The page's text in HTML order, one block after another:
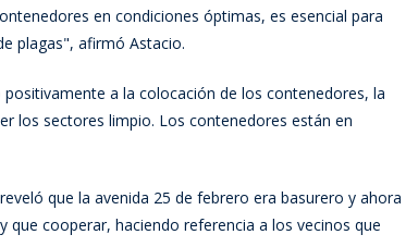
en condiciones óptimas, es esencial para
plagas", afirmó Astacio.
a la colocación de los contenedores, la
los sectores limpio. Los contenedores están en
que la avenida 25 de febrero era basurero y ahora
que cooperar, haciendo referencia a los vecinos que